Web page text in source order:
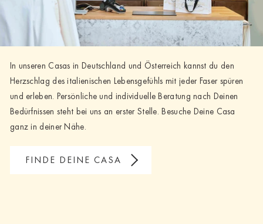
In unseren Casas in Deutschland und Österreich kannst du den
Herzschlag des italienischen Lebensgefühls mit jeder Faser spüren
und erleben. Persönliche und individuelle Beratung nach Deinen
Bedürfnissen steht bei uns an erster Stelle. Besuche Deine Casa
ganz in deiner Nähe.
FINDE DEINE CASA